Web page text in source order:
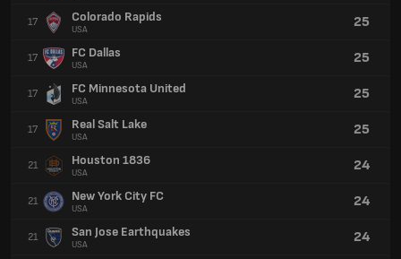
17 Colorado Rapids
USA 25
17 FC Dallas
USA 25
17 FC Minnesota United
USA 25
17 Real Salt Lake
USA 25
21 Houston 1836
USA 24
21 New York City FC
USA 24
21 San Jose Earthquakes
USA 24